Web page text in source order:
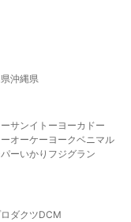
沖縄県
サンイトーヨーカドー
オーケー ヨークベニマル
ーいかり フジグラン
ダクツDCM